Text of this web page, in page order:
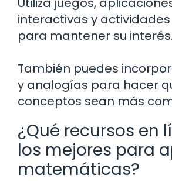
interactivas y
para mantener su interés.
También puedes
y analogías para hacer
conceptos sean más
¿Qué recursos en
los mejores para
matemáticas?